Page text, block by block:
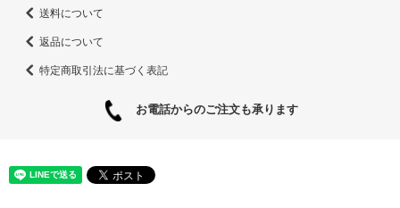
送料について
返品について
特定商取引法に基づく表記
お電話からのご注文も承ります